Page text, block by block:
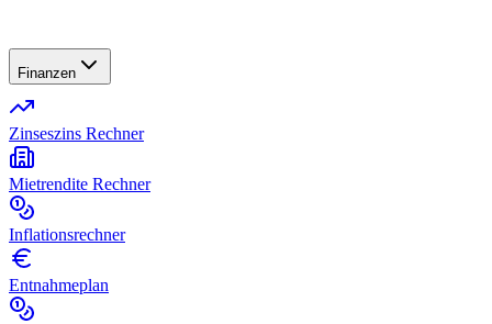
Finanzen
Zinseszins Rechner
Mietrendite Rechner
Inflationsrechner
Entnahmeplan